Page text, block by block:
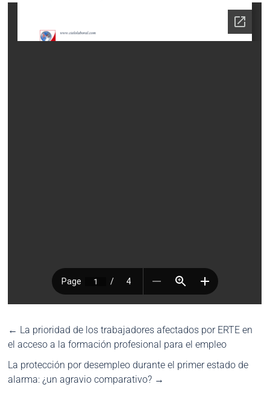
← La prioridad de los trabajadores afectados por ERTE en
el acceso a la formación profesional para el empleo
La protección por desempleo durante el primer estado de
alarma: ¿un agravio comparativo? →